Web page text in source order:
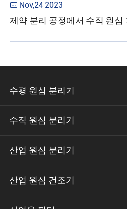
 Nov,24 2023
제약 분리 공정에서 수직 원심
수평 원심 분리기
수직 원심 분리기
산업 원심 분리기
산업 원심 건조기